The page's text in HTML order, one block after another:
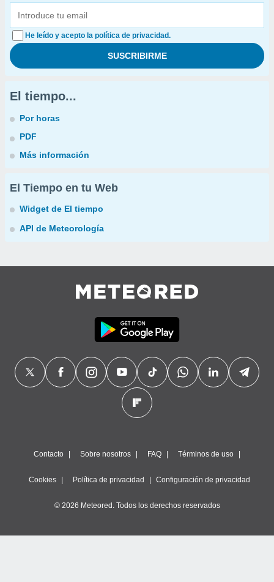
He leído y acepto la política de privacidad.
El tiempo...
Por horas
PDF
Más información
El Tiempo en tu Web
Widget de El tiempo
API de Meteorología
Contacto Sobre nosotros FAQ Términos de uso
Cookies Política de privacidad Configuración de privacidad
© 2026 Meteored. Todos los derechos reservados